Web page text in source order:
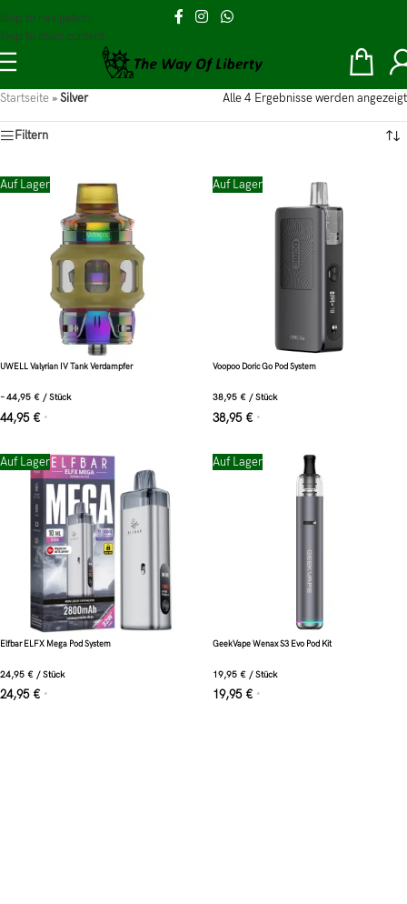
Skip to navigation
Skip to main content
Startseite »Silver Alle 4 Ergebnisse werden angezeigt
Filtern
Auf Lager
UWELL Valyrian IV Tank Verdampfer
–44,95 € /Stück
44,95 € *
Auf Lager
Voopoo Doric Go Pod System
38,95 € /Stück
38,95 € *
Auf Lager
Elfbar ELFX Mega Pod System
24,95 € /Stück
24,95 € *
Auf Lager
GeekVape Wenax S3 Evo Pod Kit
19,95 € /Stück
19,95 € *